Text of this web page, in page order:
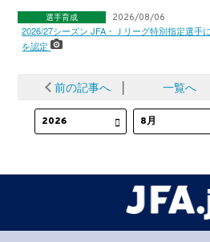
選手育成 2026/08/06
2026/27シーズン JFA・Ｊリーグ特別指定選手
を認定
前の記事へ │ 一覧へ